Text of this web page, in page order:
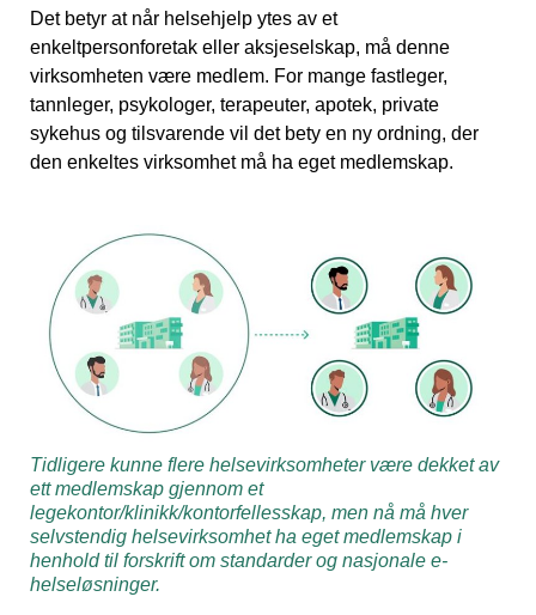
Det betyr at når helsehjelp ytes av et
enkeltpersonforetak eller aksjeselskap, må denne
virksomheten være medlem. For mange fastleger,
tannleger, psykologer, terapeuter, apotek, private
sykehus og tilsvarende vil det bety en ny ordning, der
den enkeltes virksomhet må ha eget medlemskap.
Tidligere kunne flere helsevirksomheter være dekket av
ett medlemskap gjennom et
legekontor/klinikk/kontorfellesskap, men nå må hver
selvstendig helsevirksomhet ha eget medlemskap i
henhold til forskrift om standarder og nasjonale e-
helseløsninger.